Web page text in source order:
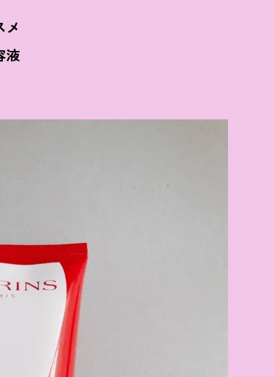
メ
液